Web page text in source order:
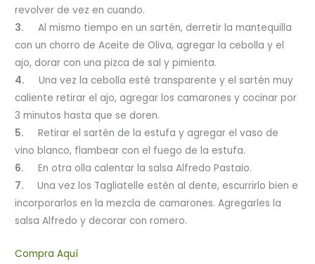
revolver de vez en cuando.
3. Al mismo tiempo en un sartén, derretir la mantequilla
con un chorro de Aceite de Oliva, agregar la cebolla y el
ajo, dorar con una pizca de sal y pimienta.
4. Una vez la cebolla esté transparente y el sartén muy
caliente retirar el ajo, agregar los camarones y cocinar por
3 minutos hasta que se doren.
5. Retirar el sartén de la estufa y agregar el vaso de
vino blanco, flambear con el fuego de la estufa.
6. En otra olla calentar la salsa Alfredo Pastaio.
7.
Una vez los Tagliatelle estén al dente, escurrirlo bien e
incorporarlos en la mezcla de camarones. Agregarles la
salsa Alfredo y decorar con romero.
Compra Aquí